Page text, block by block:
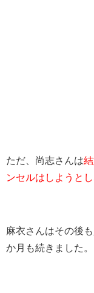
ただ、尚志さんは
ンセルはしようと
麻衣さんはその後
か月も続きました。